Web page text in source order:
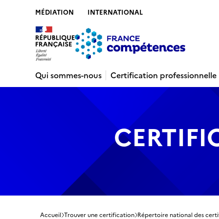
MÉDIATION INTERNATIONAL
Qui sommes-nous
Certification professionnelle
Accueil Trouver une certification Répertoire national des